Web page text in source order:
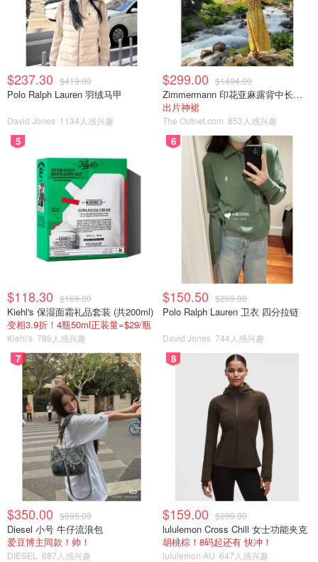
$237.30 $419.00
Polo Ralph Lauren 羽绒马甲
David Jones 1134人感兴趣
$299.00 $1494.00
Zimmermann 印花亚麻露背中长连衣裙
出片神裙
The Outnet.com 853人感兴趣
5
$118.30 $169.00
Kiehl's 保湿面霜礼品套装 (共200ml)
变相3.9折！4瓶50ml正装量=$29/瓶
Kiehl's 786人感兴趣
6
$150.50 $269.00
Polo Ralph Lauren 卫衣 四分拉链
David Jones 744人感兴趣
7
$350.00 $695.00
Diesel 小号 牛仔流浪包
爱豆博主同款！帅！
DIESEL 687人感兴趣
8
$159.00 $299.00
lululemon Cross Chill 女士功能夹克
胡桃棕！8码起还有 快冲！
lululemon AU 647人感兴趣